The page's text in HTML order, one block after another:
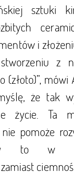
sztuki
i
z
(złoto)”, mówi
że tak
życie. Ta
pomoże
to w